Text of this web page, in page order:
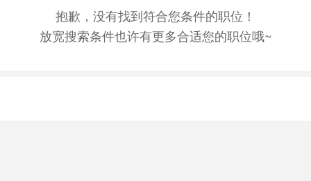
抱歉，没有找到符合您条件的职位！
放宽搜索条件也许有更多合适您的职位哦~